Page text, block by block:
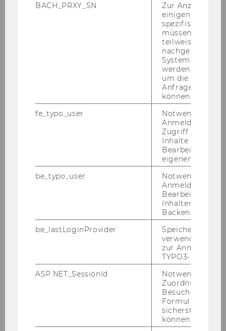
Ausschreibungen von Stellen
für wissenschaftliches Personal
Ausschreibungen von Stellen
für allgemeines Personal
Mitteilungsblatt vom 2. April 2008, 31.
Habilitationskolloquium von Frau Dr. Elfie
MIKLAUTZ
Der Habilitationsvortrag von Frau Dr. Elfie
Miklautz zum Thema "Gibt es eine Logik der
Gabe? Zur Faszinationsgeschichte einer
Thematik" findet am
Diens­tag, 8. April 2008, 9.00 Uhr, im UZA 1,
Das öf­fent­li­che Ha­bi­li­ta­ti­ons­kol­lo­qui­um wird im
An­schluss an den Ha­bi­li­ta­ti­ons­vor­trag ab­ge­hal­
Der Vor­sit­zen­de der Ha­bi­li­ta­ti­ons­kom­mis­si­on:
BACH_PRXY_SN
Zur Anzeige von
einigen WU-
spezifischen
müssen
teilweise von
nachgelagerten
System
werden.
um die Antwort
Anfrage
können.
fe_typo_user
Notwendig für
Anmeldung und
Zugriff auf
Inhalte oder zur
Bearbeitung des
eigenen Profils.
be_typo_user
Notwendig für
Anmeldung und
Bearbeitung von
Inhalten im
Backend.
be_lastLoginProvider
Speichert die
verwendete
zur Anmeldung
TYPO3-Backend.
ASP.NET_SessionId
Notwendig, um
Zuordnung von
Besucher zu
sicherstellen zu
können.